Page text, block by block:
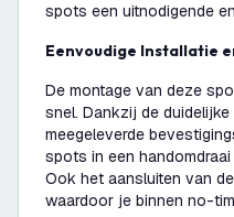
spots een uitnodigende
Eenvoudige Installatie
De montage van deze
snel. Dankzij de
meegeleverde
spots in een
Ook het aansluiten van
waardoor je binnen no-